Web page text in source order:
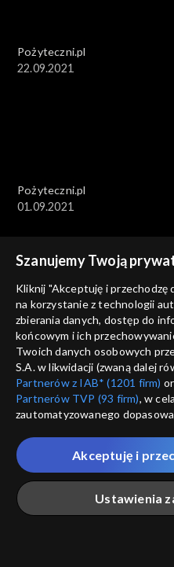
Pożyteczni.pl
22.09.2021
Pożyteczni.pl
01.09.2021
Pożyteczni.pl
26.05.2021
Pożyteczni.pl
28.04.2021
Szanujemy Twoją
Kliknij "Akceptuję i przechodzę
na korzystanie z technologii
zbierania danych, dostęp do
końcowym i ich
Twoich danych osobowych
S.A. w likwidacji (zwaną dalej
Partnerów z IAB* (1201 firm)
Partnerów TVP (93 firm), w
zautomatyzowanego
które wskazujemy poniżej, a
przez nas identyfikatora PPID
Twoje dane osobowe
Ciebie naszych
„Portalem”, w tym informacje
Ustawienia
Akceptuję i